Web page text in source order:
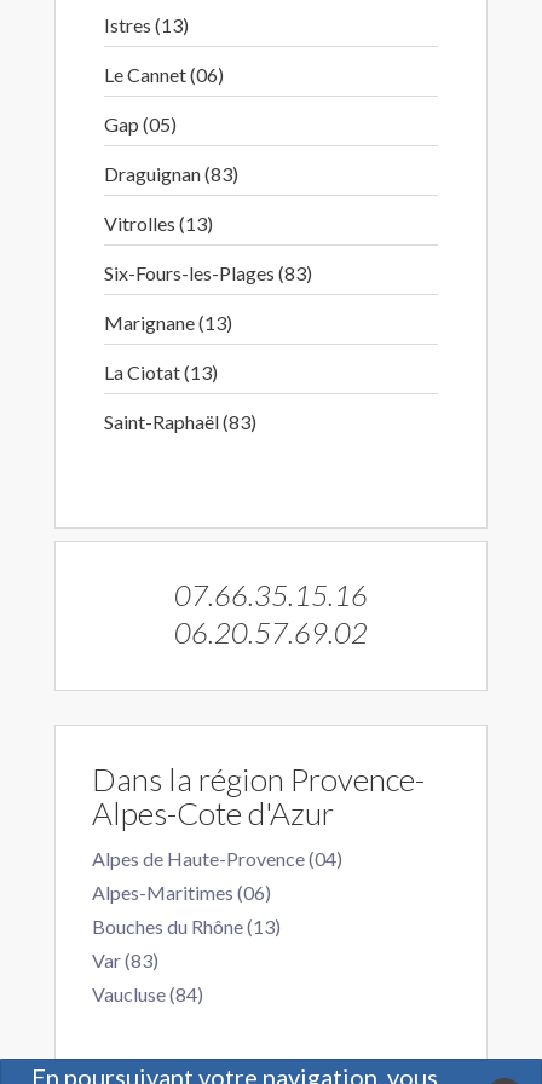
Istres (13)
Le Cannet (06)
Gap (05)
Draguignan (83)
Vitrolles (13)
Six-Fours-les-Plages (83)
Marignane (13)
La Ciotat (13)
Saint-Raphaël (83)
07.66.35.15.16
06.20.57.69.02
Dans la région Provence-
Alpes-Cote d'Azur
Alpes de Haute-Provence (04)
Alpes-Maritimes (06)
Bouches du Rhône (13)
Var (83)
Vaucluse (84)
En poursuivant votre navigation, vous